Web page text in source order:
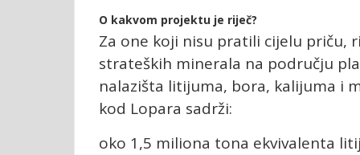
O kakvom projektu je riječ?
Za one koji nisu pratili cijelu priču,
strateških minerala na području
nalazišta litijuma, bora, kalijuma i
kod Lopara sadrži:
oko 1,5 miliona tona ekvivalenta